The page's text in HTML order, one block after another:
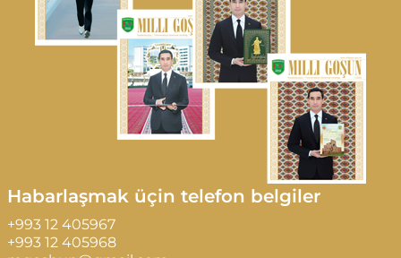
Habarlaşmak üçin telefon belgiler
+993 12 405967
+993 12 405968